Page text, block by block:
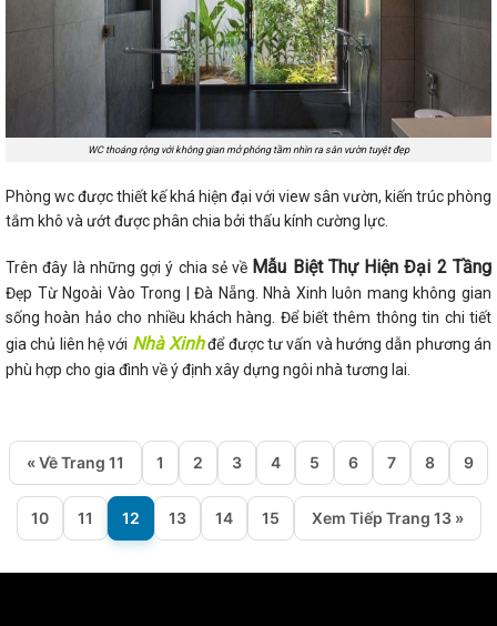
WC thoáng rộng với không gian mở phóng tầm nhìn ra sân vườn tuyệt đẹp
Phòng wc được thiết kế khá hiện đại với view sân vườn, kiến trúc phòng
tắm khô và ướt được phân chia bởi thấu kính cường lực.
Trên đây là những gợi ý chia sẻ về Mẫu Biệt Thự Hiện Đại 2 Tầng
Đẹp Từ Ngoài Vào Trong | Đà Nẵng. Nhà Xinh luôn mang không gian
sống hoàn hảo cho nhiều khách hàng. Để biết thêm thông tin chi tiết
gia chủ liên hệ với Nhà Xinhđể được tư vấn và hướng dẫn phương án
phù hợp cho gia đình về ý định xây dựng ngôi nhà tương lai.
« Về Trang 11 1 2 3 4 5 6 7 8 9
10 11 12 13 14 15 Xem Tiếp Trang 13 »